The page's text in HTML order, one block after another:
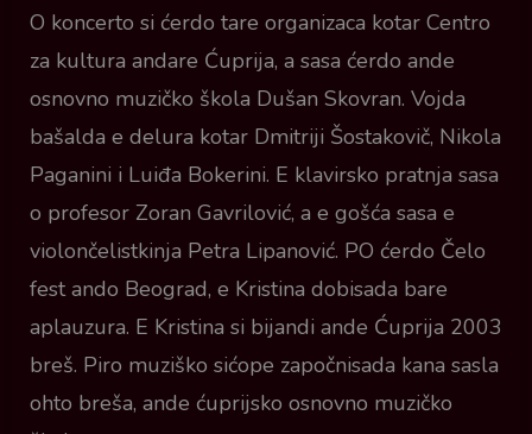
O koncerto si ćerdo tare organizaca kotar Centro
za kultura andare Ćuprija, a sasa ćerdo ande
osnovno muzičko škola Dušan Skovran. Vojda
bašalda e delura kotar Dmitriji Šostakovič, Nikola
Paganini i Luiđa Bokerini. E klavirsko pratnja sasa
o profesor Zoran Gavrilović, a e gošća sasa e
violončelistkinja Petra Lipanović. PO ćerdo Čelo
fest ando Beograd, e Kristina dobisada bare
aplauzura. E Kristina si bijandi ande Ćuprija 2003
breš. Piro muziško sićope započnisada kana sasla
ohto breša, ande ćuprijsko osnovno muzičko